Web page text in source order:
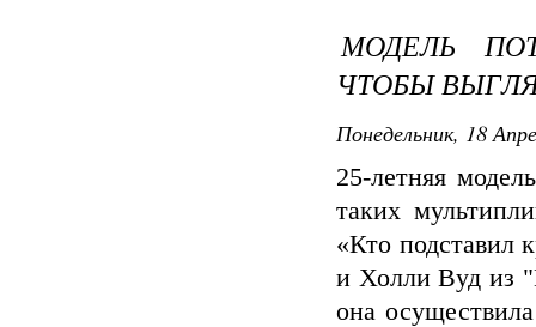
МОДЕЛЬ
ЧТОБЫ
Понедельник, 18
25-летняя
таких
«Кто подставил
и Холли Вуд из
она